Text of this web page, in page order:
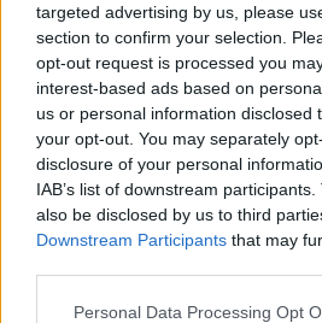
targeted advertising by us, please
section to confirm your selection.
opt-out request is processed you
interest-based ads based on
us or personal information disclosed
your opt-out. You may separately
disclosure of your personal
IAB’s list of downstream
also be disclosed by us to third
Downstream Participants that may
Personal Data Processing Opt
WHAT'S HOT